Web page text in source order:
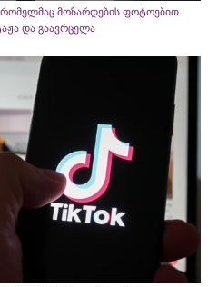
მოზარდების ფოტოებით
და გაავრცელა